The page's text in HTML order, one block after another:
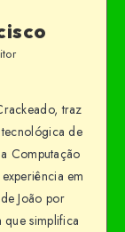
traz
de
Computação
em
João por
simplifica